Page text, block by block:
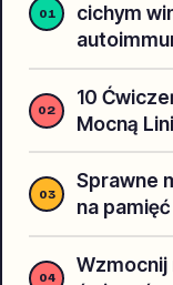
cichym
10
Mocną
Sprawne
na pamięć